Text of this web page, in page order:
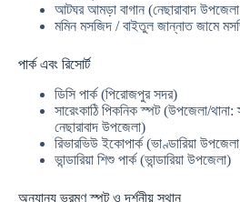
আটঘর আমড়া বাগান (নেছারাবাদ
মমিন মসজিদ / বাইতুল জান্নাত জামে
পার্ক এবং রিসোর্ট
ডিসি পার্ক (পিরোজপুর সদর)
সারেংকাঠি পিকনিক স্পট (উপজেলা/
নেছারাবাদ উপজেলা)
রিভারভিউ ইকোপার্ক (ভাণ্ডারিয়া
ভান্ডারিয়া শিশু পার্ক (ভান্ডারিয়া উপজেলা)
অন্যান্য ভ্রমণ স্পট ও দর্শনীয় স্থান